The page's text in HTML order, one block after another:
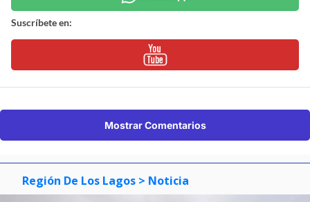
Suscríbete en:
Mostrar Comentarios
Región De Los Lagos > Noticia